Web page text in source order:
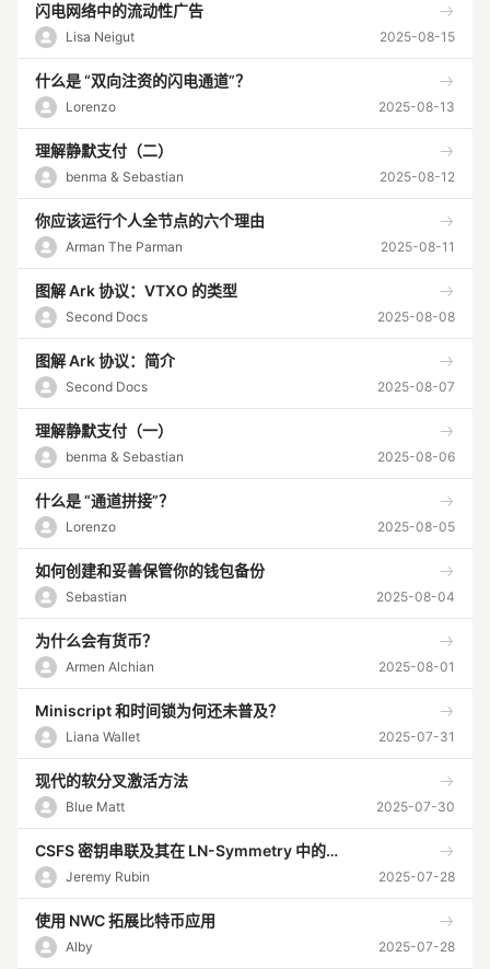
闪电网络中的流动性广告
Lisa Neigut 2025-08-15
什么是 “双向注资的闪电通道”？
Lorenzo 2025-08-13
理解静默支付（二）
benma & Sebastian 2025-08-12
你应该运行个人全节点的六个理由
Arman The Parman 2025-08-11
图解 Ark 协议：VTXO 的类型
Second Docs 2025-08-08
图解 Ark 协议：简介
Second Docs 2025-08-07
理解静默支付（一）
benma & Sebastian 2025-08-06
什么是 “通道拼接”？
Lorenzo 2025-08-05
如何创建和妥善保管你的钱包备份
Sebastian 2025-08-04
为什么会有货币？
Armen Alchian 2025-08-01
Miniscript 和时间锁为何还未普及？
Liana Wallet 2025-07-31
现代的软分叉激活方法
Blue Matt 2025-07-30
CSFS 密钥串联及其在 LN-Symmetry 中的应用
Jeremy Rubin 2025-07-28
使用 NWC 拓展比特币应用
Alby 2025-07-28